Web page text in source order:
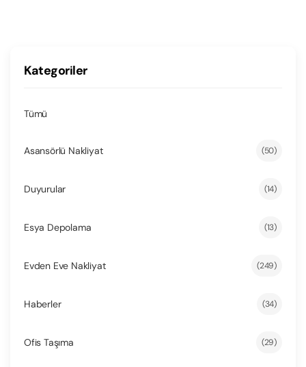
Kategoriler
Tümü
Asansörlü Nakliyat (50)
Duyurular (14)
Esya Depolama (13)
Evden Eve Nakliyat (249)
Haberler (34)
Ofis Taşıma (29)